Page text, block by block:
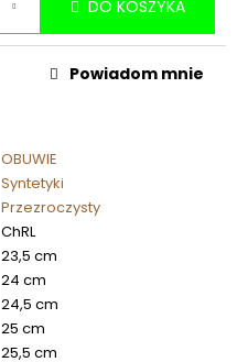
DO KOSZYKA
OBUWIE
Syntetyki
Przezroczysty
ChRL
23,5 cm
24 cm
24,5 cm
25 cm
25,5 cm
Powiadom mnie